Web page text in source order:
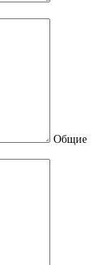
Общие